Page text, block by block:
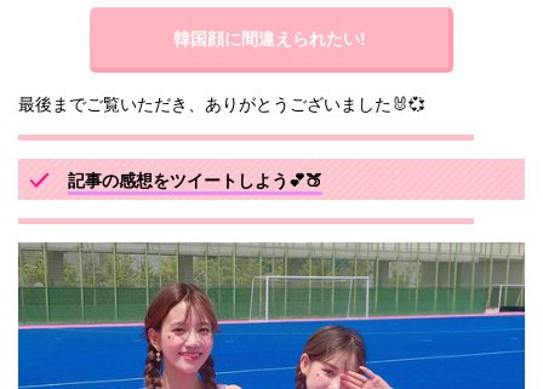
韓国顔に間違えられたい!
最後までご覧いただき、ありがとうございました🐰💞
記事の感想をツイートしよう💕🍑